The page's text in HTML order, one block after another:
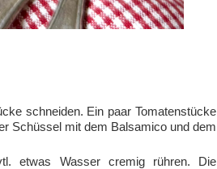
schneiden. Ein paar Tomatenstücke
Schüssel mit dem Balsamico und dem
etwas Wasser cremig rühren. Die